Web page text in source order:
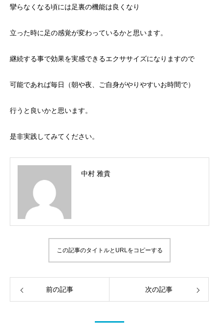
攣らなくなる頃には足裏の機能は良くなり
立った時に足の感覚が変わっているかと思います。
継続する事で効果を実感できるエクササイズになりますので
可能であれば毎日（朝や夜、ご自身がやりやすいお時間で）
行うと良いかと思います。
是非実践してみてください。
中村 雅貴
この記事のタイトルとURLをコピーする
前の記事 次の記事